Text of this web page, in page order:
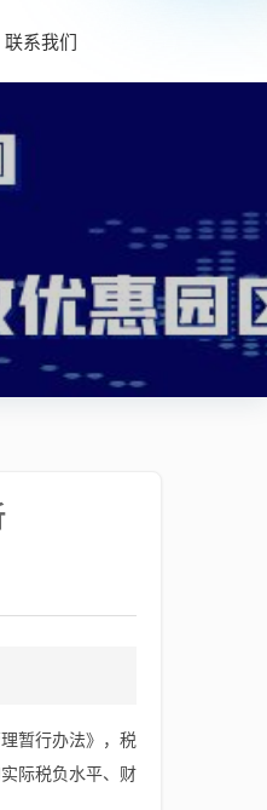
联系我们
暂行办法》，税
际税负水平、财